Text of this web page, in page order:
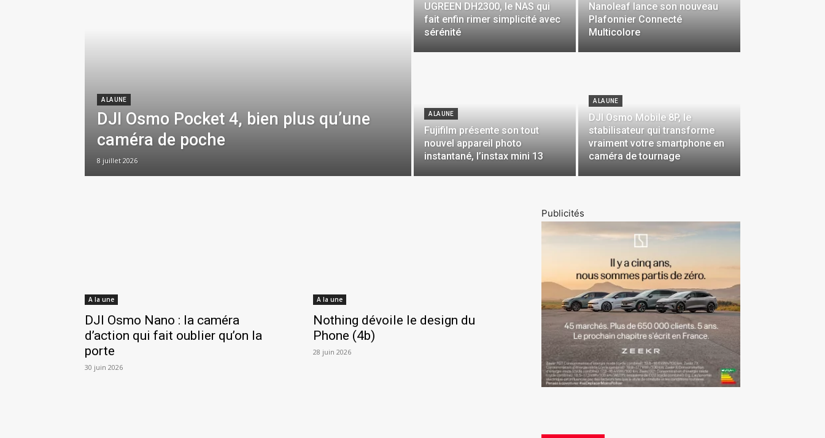
A LA UNE
DJI Osmo Pocket 4, bien plus qu’une
caméra de poche
8 juillet 2026
UGREEN DH2300, le NAS qui
fait enfin rimer simplicité avec
sérénité
Nanoleaf lance son nouveau
Plafonnier Connecté
Multicolore
A LA UNE
Fujifilm présente son tout
nouvel appareil photo
instantané, l’instax mini 13
A LA UNE
DJI Osmo Mobile 8P, le
stabilisateur qui transforme
vraiment votre smartphone en
caméra de tournage
A la une
DJI Osmo Nano : la caméra
d’action qui fait oublier qu’on la
porte
30 juin 2026
A la une
Nothing dévoile le design du
Phone (4b)
28 juin 2026
Publicités